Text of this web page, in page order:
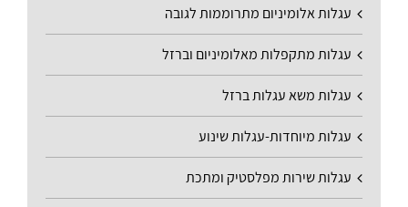
עגלות אלומיניום מתרוממות לגובה
עגלות מתקפלות מאלומיניום וברזל
עגלות משא עגלות ברזל
עגלות מיוחדות-עגלות שינוע
עגלות שירות מפלסטיק ומתכת